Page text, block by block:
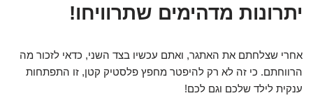
יתרונות מדהימים שתרוויחו!
אחרי שצלחתם את האתגר, ואתם עכשיו בצד השני, כדאי לזכור מה
הרווחתם. כי זה לא רק להיפטר מחפץ פלסטיק קטן, זו התפתחות
ענקית לילד שלכם וגם לכם!